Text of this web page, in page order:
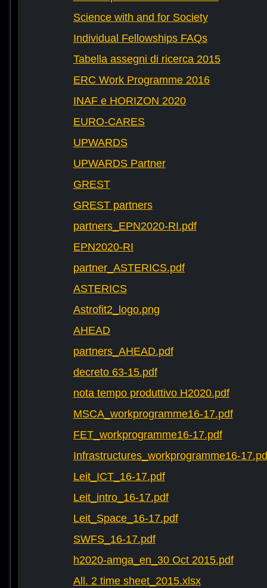
Science with and for Society
Individual Fellowships FAQs
Tabella assegni di ricerca 2015
ERC Work Programme 2016
INAF e HORIZON 2020
EURO-CARES
UPWARDS
UPWARDS Partner
GREST
GREST partners
partners_EPN2020-RI.pdf
EPN2020-RI
partner_ASTERICS.pdf
ASTERICS
Astrofit2_logo.png
AHEAD
partners_AHEAD.pdf
decreto 63-15.pdf
nota tempo produttivo H2020.pdf
MSCA_workprogramme16-17.pdf
FET_workprogramme16-17.pdf
Infrastructures_workprogramme16-
Leit_ICT_16-17.pdf
Leit_intro_16-17.pdf
Leit_Space_16-17.pdf
SWFS_16-17.pdf
h2020-amga_en_30 Oct 2015.pdf
All. 2 time sheet_2015.xlsx